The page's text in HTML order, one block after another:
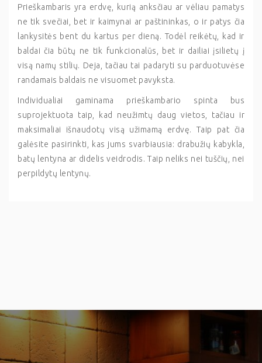
Prieškambaris yra erdvę, kurią anksčiau ar vėliau pamatys
ne tik svečiai, bet ir kaimynai ar paštininkas, o ir patys čia
lankysitės bent du kartus per dieną. Todėl reikėtų, kad ir
baldai čia būtų ne tik funkcionalūs, bet ir dailiai įsilietų į
visą namų stilių. Deja, tačiau tai padaryti su parduotuvėse
randamais baldais ne visuomet pavyksta.
Individualiai gaminama prieškambario spinta bus
suprojektuota taip, kad neužimtų daug vietos, tačiau ir
maksimaliai išnaudotų visą užimamą erdvę. Taip pat čia
galėsite pasirinkti, kas jums svarbiausia: drabužių kabykla,
batų lentyna ar didelis veidrodis. Taip neliks nei tuščių, nei
perpildytų lentynų.